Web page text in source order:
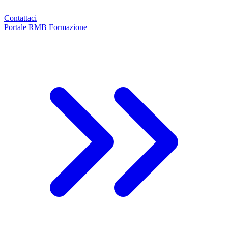
Contattaci
Portale RMB Formazione